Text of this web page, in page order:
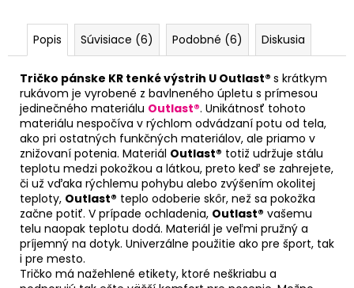
Popis Súvisiace (6) Podobné (6) Diskusia
Tričko pánske KR tenké výstrih U Outlast® s krátkym
rukávom je vyrobené z bavlneného úpletu s prímesou
jedinečného materiálu Outlast®. Unikátnosť tohoto
materiálu nespočíva v rýchlom odvádzaní potu od tela,
ako pri ostatných funkčných materiálov, ale priamo v
znižovaní potenia. Materiál Outlast® totiž udržuje stálu
teplotu medzi pokožkou a látkou, preto keď se zahrejete,
či už vďaka rýchlemu pohybu alebo zvýšením okolitej
teploty, Outlast® teplo odoberie skôr, než sa pokožka
začne potiť. V prípade ochladenia, Outlast® vašemu
telu naopak teplotu dodá. Materiál je veľmi pružný a
príjemný na dotyk. Univerzálne použitie ako pre šport, tak
i pre mesto.
Tričko má nažehlené etikety, ktoré neškriabu a